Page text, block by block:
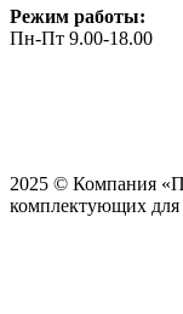
Режим работы:
Пн-Пт 9.00-18.00
2025 © Компания
комплектующих